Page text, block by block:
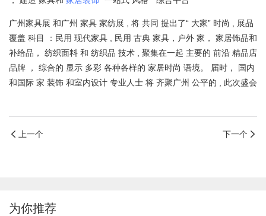
广州家具展 和广州 家具 家纺展 , 将 共同 提出了“ 大家” 时尚 , 展品
覆盖 科目 ：民用 现代家具 , 民用 古典 家具，户外 家， 家居饰品和
补给品， 纺织面料 和 纺织品 技术 , 聚集在一起 主要的 前沿 精品店
品牌
， 综合的 显示 多彩 各种各样的 家居时尚 语境。 届时，
国内
和国际 家 装饰 和室内设计 专业人士 将 齐聚广州 公平的 , 此次盛会
上一个 下一个
为你推荐